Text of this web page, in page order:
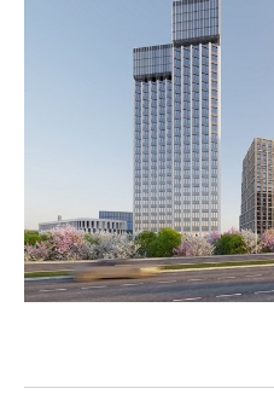
КОМУ ПРИНАДЛЕЖАТ
ТОРГОВЫЕ ЦЕНТРЫ
ТАТАРСТАНА
ИНВЕСТИЦИИ
МАШИНОСТРОЕНИЕ
НЕФТЕХИМИЯ
ЭНЕРГЕТИКА
НОВОСТИ АВТО
НОВОСТИ БИЗНЕСА
РОЗНИЧНАЯ ТОРГОВЛЯ
ТРАНСПОРТ
УСЛУГИ
ТЕХНОЛОГИИ
НОВОСТИ ТЕХНОЛОГИЙ
МЕДИА
ТЕЛЕКОММУНИКАЦИИ
МЕРОПРИЯТИЯ
НОВОСТИ МЕРОПРИЯТИЙ
ВЫЕЗДНАЯ РЕДАКЦИЯ
БИЗНЕС-БРАНЧИ
НОВОСТИ СПОРТА
ФУТБОЛ
ОБЩЕСТВО
НОВОСТИ ОБЩЕСТВА
ФОТОГАЛЕРЕЯ